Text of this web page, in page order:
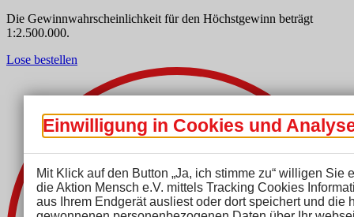
Die Gewinnwahrscheinlichkeit für den Höchstgewinn beträgt
1:2.500.000.
Lose bestellen
Einwilligung in Cookies und
Mit Klick auf den Button „Ja, ich stimme zu“ willigen Sie
die Aktion Mensch e.V. mittels Tracking Cookies
aus Ihrem Endgerät ausliest oder dort speichert und die